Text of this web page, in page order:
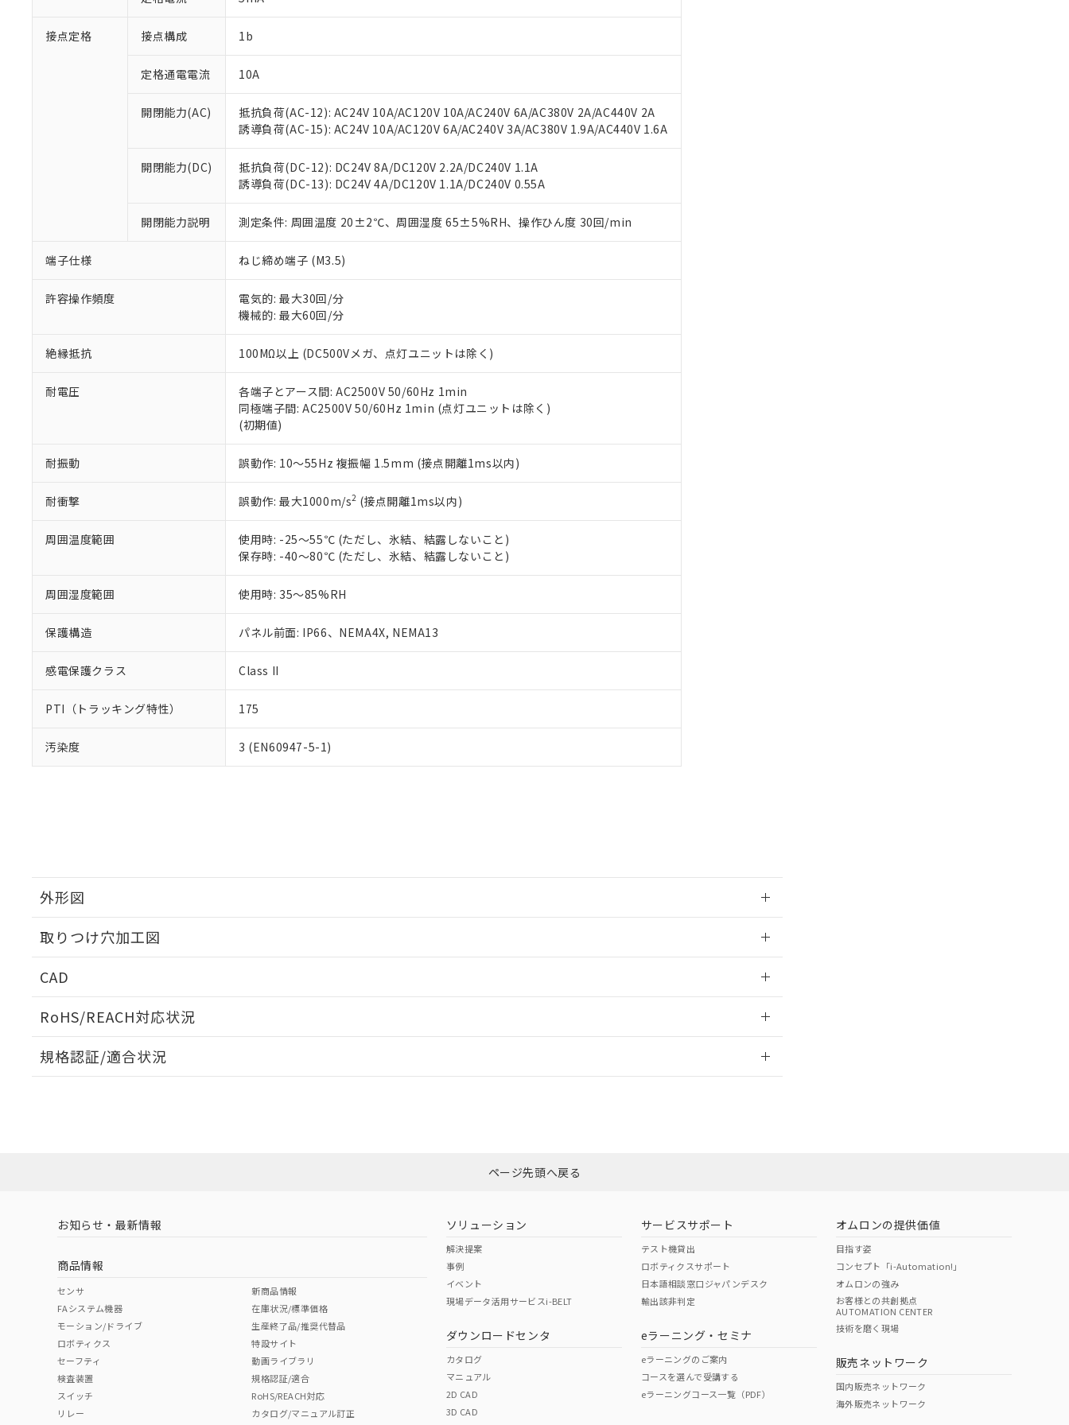
接点定格 接点構成 1b
定格通電電流 10A
開閉能力(AC)
抵抗負荷(AC-12): AC24V 10A/AC120V 10A/AC240V 6A/AC380V 2A/AC440V 2A
誘導負荷(AC-15): AC24V 10A/AC120V 6A/AC240V 3A/AC380V 1.9A/AC440V 1.6A
開閉能力(DC)
抵抗負荷(DC-12): DC24V 8A/DC120V 2.2A/DC240V 1.1A
誘導負荷(DC-13): DC24V 4A/DC120V 1.1A/DC240V 0.55A
開閉能力説明 測定条件: 周囲温度 20±2℃、周囲湿度 65±5%RH、操作ひん度 30回/min
端子仕様 ねじ締め端子 (M3.5)
許容操作頻度
電気的: 最大30回/分
機械的: 最大60回/分
絶縁抵抗 100MΩ以上 (DC500Vメガ、点灯ユニットは除く)
耐電圧
各端子とアース間: AC2500V 50/60Hz 1min
同極端子間: AC2500V 50/60Hz 1min (点灯ユニットは除く)
(初期値)
耐振動 誤動作: 10～55Hz 複振幅 1.5mm (接点開離1ms以内)
耐衝撃 誤動作: 最大1000m/s2 (接点開離1ms以内)
周囲温度範囲
使用時: -25～55℃ (ただし、氷結、結露しないこと)
保存時: -40～80℃ (ただし、氷結、結露しないこと)
周囲湿度範囲 使用時: 35～85%RH
保護構造 パネル前面: IP66、NEMA4X, NEMA13
感電保護クラス Class II
PTI（トラッキング特性） 175
汚染度 3 (EN60947-5-1)
外形図
取りつけ穴加工図
CAD
RoHS/REACH対応状況
EU RoHS 注意事項・凡例
ダウンロードはこちら
中国 RoHS 注意事項・凡例
中国 RoHS表
Pb Hg Cr(VI)
O O
規格認証/適合状況
（イギリス
（ノルウェー
（日本
（アメリカ
この製品の規格認証/適合状況ページへ
その他の認証はこちらのページからご検索ください
本サービスは、当社制御機器事業取扱商品の当社在庫状況および標準価格(税抜)を提供させていただ
当社制御機器事業取扱商品の中には、本サービスの対象外となる商品もあることをご了承ください。
い。
正式な納期状況および標準価格はお客様のお取引先、またはお客様担当のオムロン制御機器販売店・
当社販売員にご相談ください。
在庫状況および標準価格結果を当社の事前の承諾なく第三者に漏洩または開示しないようお願いしま
す。
マイパーツ機能（部品リスト作成サービス）をご利用いただくには、I-Webメンバーズにご登録され
ている必要があります。
お客様が当ウェブサイト上で当社にご登録された部品リストについて、当社および当社の共同利用者
が、当社の製品・サービスに関するお客様との取引・商談に必要な範囲で利用することをご了承くだ
さい。
いる法人を指します。
*EU RoHS指令（10物質）：
フタル酸ビス(2-エチルヘキシル) (DEHP)(別名：DOP) 1000ppm以下、フタル酸ブチルベンジル（BBP） 1000ppm以下、フタル酸ジブチ
ル（DBP） 1000ppm以下、フタル酸ジイソブチル (DIBP) 1000ppm以下
但し、RoHS指令で産業用監視および制御機器に対する適用除外項目は除く。
フタル酸エステル類の４物質については閾値を超える意図的な使用がないことを確認しています。
※2 対応予定月
部品在庫の切り替え状況などにより、予定月が前後することがあります。
※3 非含有証明書ダウンロード
EU RoHS指令（10物質）の非含有証明書
51物質の非含有証明書（当社基準）
※本証明書は発行日時点で非含有を証明するもので、過去に遡って非含有を証明するものではありません。
また、RoHS指令のフタル酸エステル類４物質の対応では、対応完了までの期間は出荷製品に未対応品が
混在することから備考欄に対応日を記載しておりました。
既に当社にて対応品への在庫切替を完了していることから、特段のことがない限り、2022年1月12日よ
り割愛しております。
「×」：最大均質材料含有率が中国RoHSの基準値を超えていることを示します。
Pb(鉛) :1000ppm、 Hg(水銀) : 1000ppm、 Cd(カドミウム) : 100ppm、
DEHP(フタル酸ビス(2-エチルヘキシル)) : 1000ppm
※2 環境保護使用期限
「ｅ」：有害物質（10物質）のすべてが基準値以下であることを示します。
味します。
「－」：未確認です。当社販売部門へお問い合わせください。
当社は、これら貴社製品のうち、外国為替および外国貿易法に定める商品（以下｢規制貨物等」とい
などの必要な手続きをとります。
ます。
当社は貴社製品を、核兵器、ミサイル、化学兵器、生物兵器またはその他武器並びにこれらの製造装
置等に一切使用いたしません。
当社は、貴社製品を第三者に販売する場合は、上記1、2および3の内容を当該第三者に通知します。
たしません。
△ 一定数には満たないが在庫あり
－
在庫なし(最新の在庫状況については、お客様のお取引先、またはお客様担当のオムロン制御
機器販売店・当社販売員にご確認ください)
空
受注生産機種、また在庫状況の情報を公開していない機種
ページ先頭へ戻る
お知らせ・最新情報
商品情報
センサ
FAシステム機器
モーション/ドライブ
ロボティクス
セーフティ
検査装置
スイッチ
リレー
新商品情報
在庫状況/標準価格
生産終了品/推奨代替品
特設サイト
動画ライブラリ
規格認証/適合
RoHS/REACH対応
カタログ/マニュアル訂正
ソリューション
解決提案
事例
イベント
現場データ活用サービスi-BELT
ダウンロードセンタ
カタログ
マニュアル
2D CAD
3D CAD
サービスサポート
テスト機貸出
ロボティクスサポート
日本語相談窓口ジャパンデスク
輸出該非判定
eラーニング・セミナ
eラーニングのご案内
コースを選んで受講する
eラーニングコース一覧（PDF）
オムロンの提供価値
目指す姿
コンセプト「i-Automation!」
オムロンの強み
お客様との共創拠点
AUTOMATION CENTER
技術を磨く現場
販売ネットワーク
国内販売ネットワーク
海外販売ネットワーク